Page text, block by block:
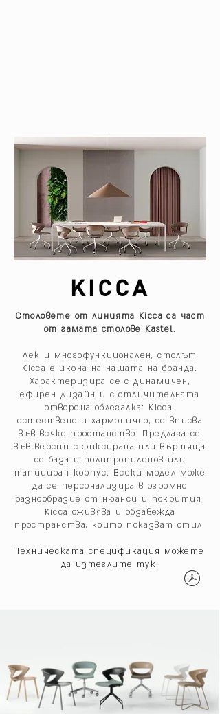
KICCA
Столовете от линията Kicca са част
от гамата столове Kastel.
Лек и многофункционален, столът
Kicca е икона на нашата на бранда.
Характеризира се с динамичен,
ефирен дизайн и с отличителната
отворена облегалка: Kicca,
естествено и хармонично, се вписва
във всяко простанство. Предлага се
във версии с фиксирана или въртяща
се база и полипропиленов или
тапициран корпус. Всеки модел може
да се персонализира в огромно
разнообразие от нюанси и покрития.
Kicca оживява и обзавежда
пространства, които показват стил.
Техническата спецификация можете
да изтеглите тук: